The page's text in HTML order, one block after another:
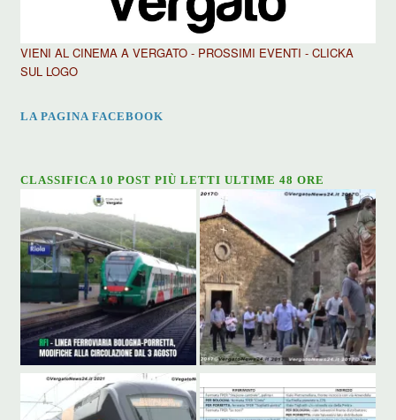
VIENI AL CINEMA A VERGATO - PROSSIMI EVENTI - CLICKA
SUL LOGO
LA PAGINA FACEBOOK
CLASSIFICA 10 POST PIÙ LETTI ULTIME 48 ORE